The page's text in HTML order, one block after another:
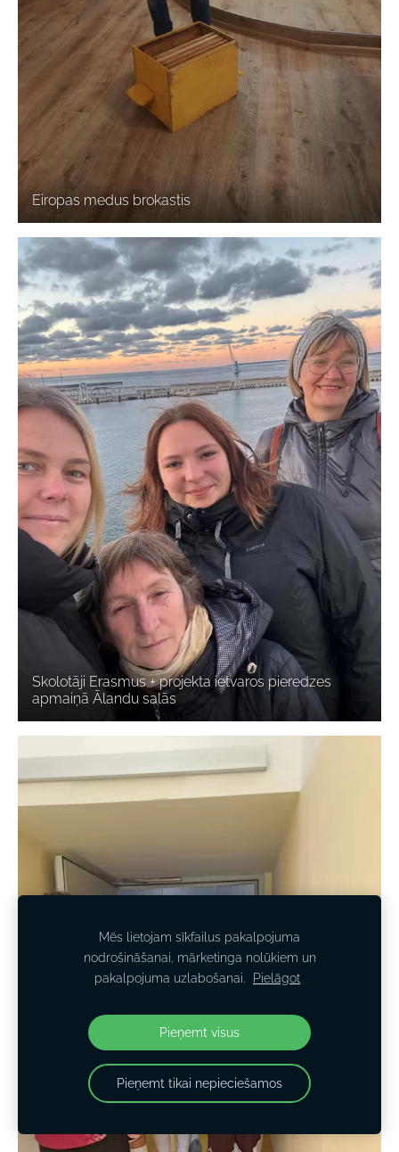
Eiropas medus brokastis
Skolotāji Erasmus + projekta ietvaros pieredzes
apmaiņā Ālandu salās
Mēs lietojam sīkfailus pakalpojuma
nodrošināšanai, mārketinga nolūkiem un
pakalpojuma uzlabošanai.
Pielāgot
Pieņemt visus
Pieņemt tikai nepieciešamos